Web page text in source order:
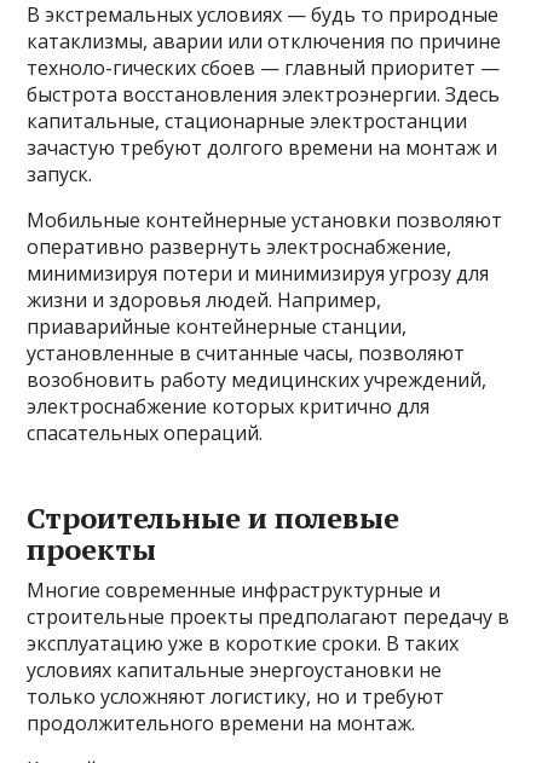
В экстремальных условиях — будь то природные
катаклизмы, аварии или отключения по причине
техноло-гических сбоев — главный приоритет —
быстрота восстановления электроэнергии. Здесь
капитальные, стационарные электростанции
зачастую требуют долгого времени на монтаж и
запуск.
Мобильные контейнерные установки позволяют
оперативно развернуть электроснабжение,
минимизируя потери и минимизируя угрозу для
жизни и здоровья людей. Например,
приаварийные контейнерные станции,
установленные в считанные часы, позволяют
возобновить работу медицинских учреждений,
электроснабжение которых критично для
спасательных операций.
Строительные и полевые
проекты
Многие современные инфраструктурные и
строительные проекты предполагают передачу в
эксплуатацию уже в короткие сроки. В таких
условиях капитальные энергоустановки не
только усложняют логистику, но и требуют
продолжительного времени на монтаж.